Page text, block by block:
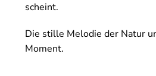
scheint.
Die stille Melodie der Natur
Moment.